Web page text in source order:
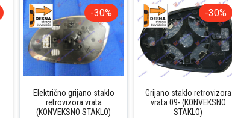
-30%
Električno grijano staklo
retrovizora vrata
(KONVEKSNO STAKLO)
-30%
Grijano staklo retrovizora
vrata 09- (KONVEKSNO
STAKLO)